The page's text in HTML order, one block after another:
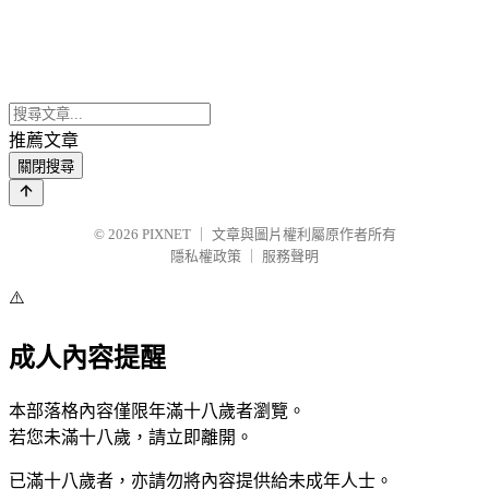
推薦文章
關閉搜尋
© 2026 PIXNET
文章與圖片權利屬原作者所有
隱私權政策
服務聲明
⚠️
成人內容提醒
本部落格內容僅限年滿十八歲者瀏覽。
若您未滿十八歲，請立即離開。
已滿十八歲者，亦請勿將內容提供給未成年人士。